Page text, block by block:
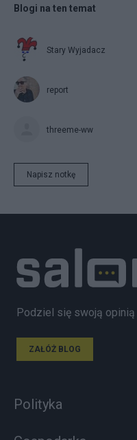
Blogi na ten temat
Stary Wyjadacz
report
threeme-ww
Napisz notkę
Podziel się swoją opinią
ZAŁÓŻ BLOG
Polityka